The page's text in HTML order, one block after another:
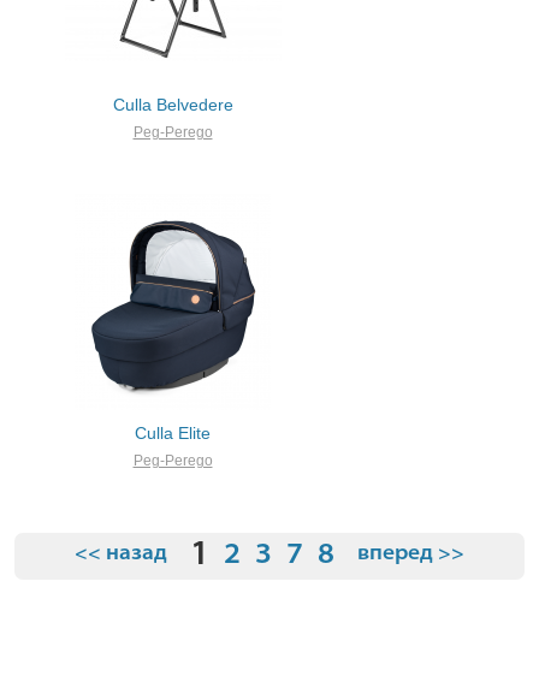
Culla Belvedere
Peg-Perego
Culla Elite
Peg-Perego
<< назад 1 2 3 7 8 вперед >>